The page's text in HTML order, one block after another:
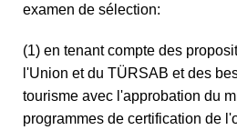
examen de sélection:
(1) en tenant compte des
l'Union et du TÜRSAB et des
tourisme avec l'approbation du
programmes de certification de